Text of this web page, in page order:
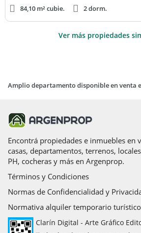
84,10 m² cubie. 2 dorm.
Ver más propiedades
Encontrá propiedades e inmuebles en
casas, departamentos, terrenos,
PH, cocheras y más en Argenprop.
Términos y Condiciones
Normas de Confidencialidad y
Normativa alquiler temporario turístico
Clarín Digital - Arte Gráfico